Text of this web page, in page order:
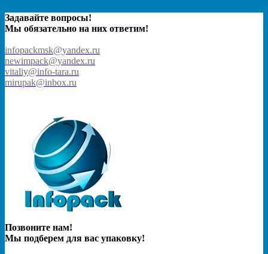
Задавайте вопросы!
Мы обязательно на них ответим!
infopackmsk@yandex.ru
newimpack@yandex.ru
vitaliy@info-tara.ru
mirupak@inbox.ru
Позвоните нам!
Мы подберем для вас упаковку!